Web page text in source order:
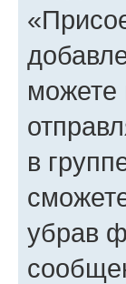
можете
в
убрав